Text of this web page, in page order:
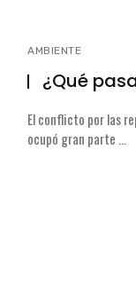
AMBIENTE
¿Qué
El conflicto por las
ocupó gran parte ...